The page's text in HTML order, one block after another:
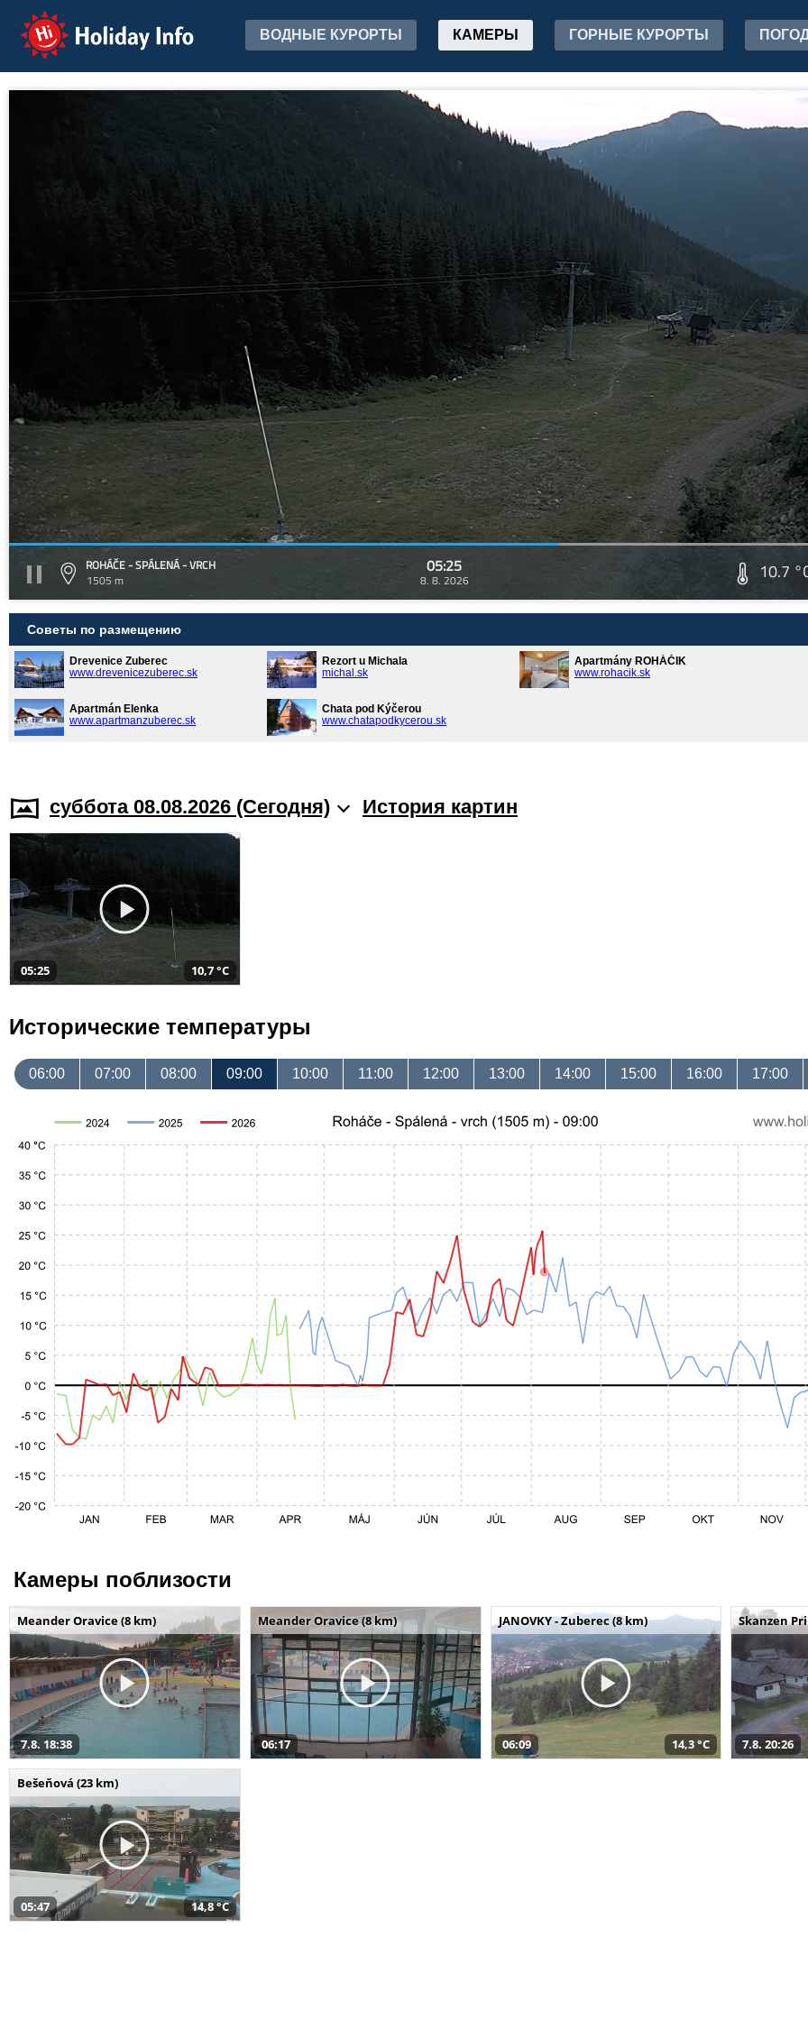
Holiday Info ВОДНЫЕ КУРОРТЫ КАМЕРЫ ГОРНЫЕ КУРОРТЫ
ROHÁČE - SPÁLENÁ - VRCH
1505 m
05:25
8. 8. 2026 10.7
Советы по размещению
Drevenice Zuberec
www.drevenicezuberec.sk
Rezort u Michala
michal.sk
Apartmány ROHÁČIK
www.rohacik.sk
Apartmán Elenka
www.apartmanzuberec.sk
Chata pod Kýčerou
www.chatapodkycerou.sk
суббота 08.08.2026 (Cегодня) История картин
05:25 10,7 °C
Исторические температуры
06:00 07:00 08:00 09:00 10:00 11:00 12:00 13:00 14:00 15:00 16:00 17:00
Камеры поблизости
Meander Oravice (8 km)
7.8. 18:38
Meander Oravice (8 km)
06:17
JANOVKY - Zuberec (8 km)
06:09 14,3 °C
Skanzen
7.8. 20:26
Bešeňová (23 km)
05:47 14,8 °C